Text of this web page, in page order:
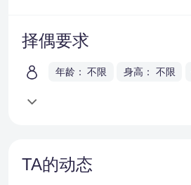
择偶要求
年龄： 不限 身高： 不限
TA的动态